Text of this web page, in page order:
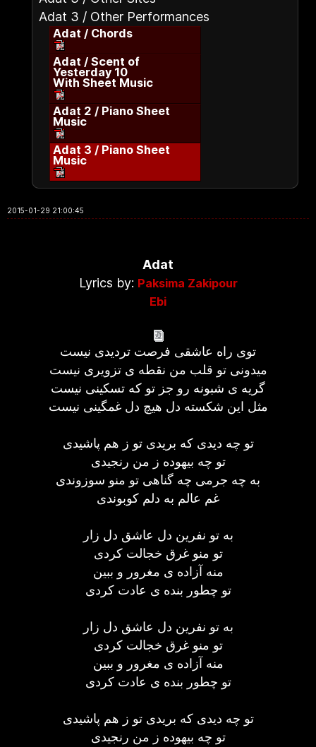
Adat 3 / Other Performances
Adat / Chords
Adat / Scent of
Yesterday 10
With Sheet Music
Adat 2 / Piano Sheet
Music
Adat 3 / Piano Sheet
Music
2015-01-29 21:00:45
Adat
Lyrics by: Paksima Zakipour
Ebi
توی راه عاشقی فرصت تردیدی نیست
میدونی تو قلب من نقطه ی تزویری نیست
گریه ی شبونه رو جز تو که تسکینی نیست
مثل این شکسته دل هیچ دل غمگینی نیست
تو چه دیدی که بریدی تو ز هم پاشیدی
تو چه بیهوده ز من رنجیدی
به چه جرمی چه گناهی تو منو سوزوندی
غم عالم به دلم کوبوندی
به تو نفرین دل عاشق دل زار
تو منو غرق خجالت کردی
منه آزاده ی مغرور و ببین
تو چطور بنده ی عادت کردی
به تو نفرین دل عاشق دل زار
تو منو غرق خجالت کردی
منه آزاده ی مغرور و ببین
تو چطور بنده ی عادت کردی
تو چه دیدی که بریدی تو ز هم پاشیدی
تو چه بیهوده ز من رنجیدی